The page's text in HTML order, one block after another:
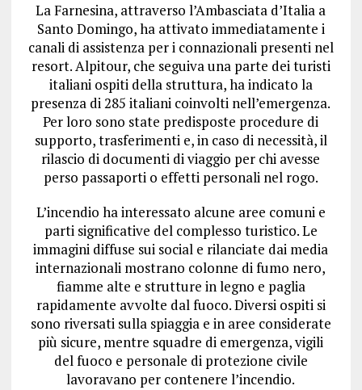
La Farnesina, attraverso l’Ambasciata d’Italia a
Santo Domingo, ha attivato immediatamente i
canali di assistenza per i connazionali presenti nel
resort. Alpitour, che seguiva una parte dei turisti
italiani ospiti della struttura, ha indicato la
presenza di 285 italiani coinvolti nell’emergenza.
Per loro sono state predisposte procedure di
supporto, trasferimenti e, in caso di necessità, il
rilascio di documenti di viaggio per chi avesse
perso passaporti o effetti personali nel rogo.
L’incendio ha interessato alcune aree comuni e
parti significative del complesso turistico. Le
immagini diffuse sui social e rilanciate dai media
internazionali mostrano colonne di fumo nero,
fiamme alte e strutture in legno e paglia
rapidamente avvolte dal fuoco. Diversi ospiti si
sono riversati sulla spiaggia e in aree considerate
più sicure, mentre squadre di emergenza, vigili
del fuoco e personale di protezione civile
lavoravano per contenere l’incendio.